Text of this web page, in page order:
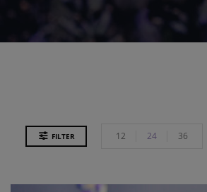
FILTER 12 24 36